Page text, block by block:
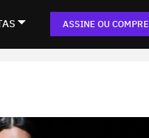
ASSINE OU COMPRE